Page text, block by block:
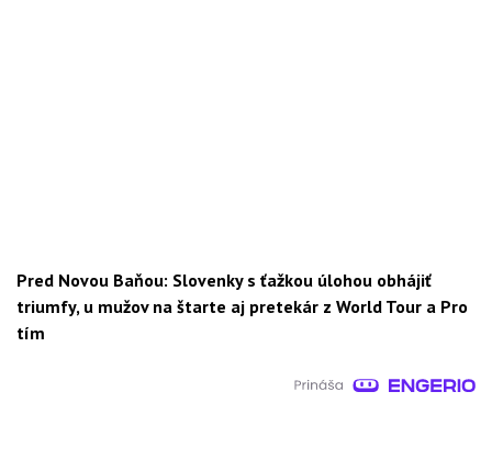
Pred Novou Baňou: Slovenky s ťažkou úlohou obhájiť
triumfy, u mužov na štarte aj pretekár z World Tour a Pro
tím